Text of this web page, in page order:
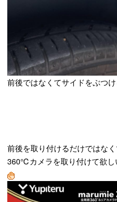
前後ではなくてサイドをぶつ
前後を取り付けるだけではな
360℃カメラを取り付けて欲し